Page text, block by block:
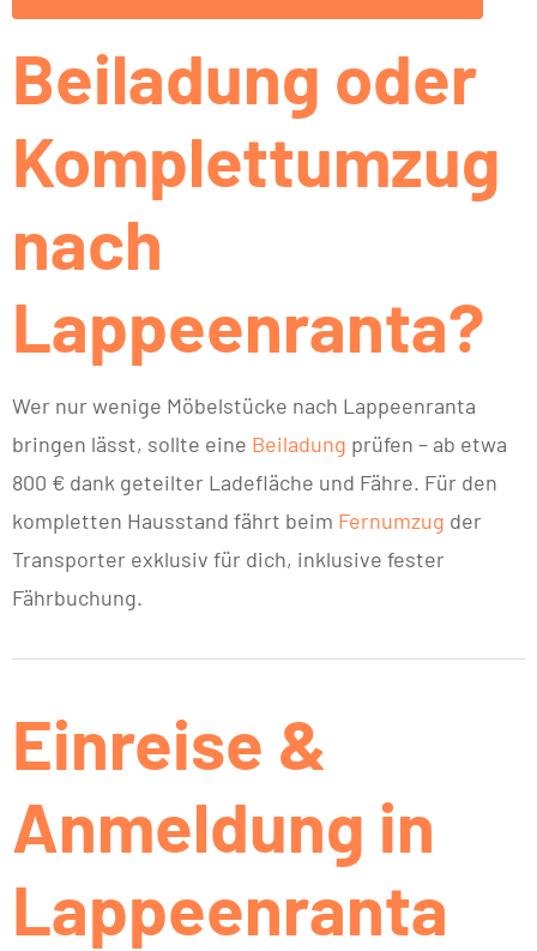
Beiladung oder
Komplettumzug
nach
Lappeenranta?
Wer nur wenige Möbelstücke nach Lappeenranta
bringen lässt, sollte eine Beiladung prüfen – ab etwa
800 € dank geteilter Ladefläche und Fähre. Für den
kompletten Hausstand fährt beim Fernumzug der
Transporter exklusiv für dich, inklusive fester
Fährbuchung.
Einreise &
Anmeldung in
Lappeenranta